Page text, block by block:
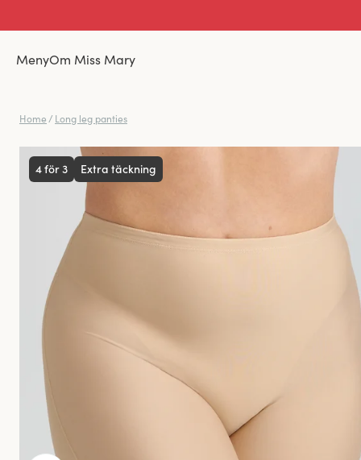
MenyOm Miss Mary
Home / Long leg panties
4 för 3 Extra täckning